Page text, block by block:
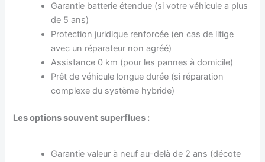
Garantie batterie étendue (si votre véhicule a plus
de 5 ans)
Protection juridique renforcée (en cas de litige
avec un réparateur non agréé)
Assistance 0 km (pour les pannes à domicile)
Prêt de véhicule longue durée (si réparation
complexe du système hybride)
Les options souvent superflues :
Garantie valeur à neuf au-delà de 2 ans (décote